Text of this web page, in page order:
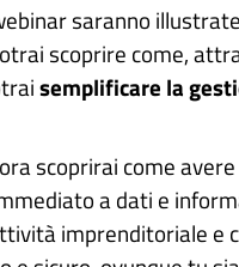
saranno
scoprire come,
semplificare la
scoprirai come
a dati e
imprenditoriale e